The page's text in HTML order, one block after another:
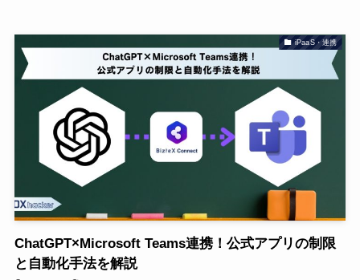
iPaaS・連携
ChatGPT×Microsoft Teams連携！公式アプリの制限
と自動化手法を解説